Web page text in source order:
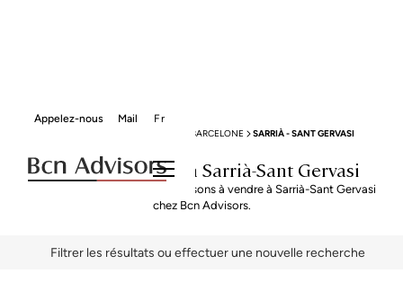
Mail
Appelez-nous Fr
BARCELONE SARRIÀ - SANT GERVASI
Maisons à vendre à Sarrià-Sant Gervasi
Explorez notre sélection de maisons à vendre à Sarrià-Sant Gervasi
chez Bcn Advisors.
Filtrer les résultats ou effectuer une nouvelle recherche